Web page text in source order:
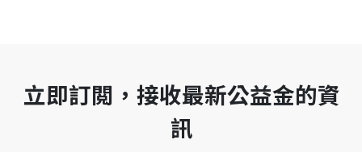
立即訂閲，接收最新公益金的資
訊